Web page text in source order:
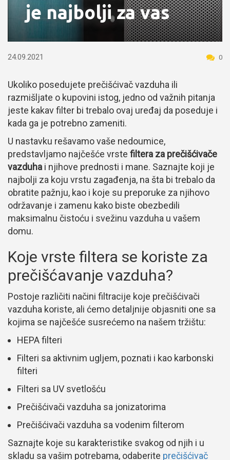
je najbolji za vas
24.09.2021 0
Ukoliko posedujete prečišćivač vazduha ili
razmišljate o kupovini istog, jedno od važnih pitanja
jeste kakav filter bi trebalo ovaj uređaj da poseduje i
kada ga je potrebno zameniti.
U nastavku rešavamo vaše nedoumice,
predstavljamo najčešće vrste filtera za prečišćivače
vazduha i njihove prednosti i mane. Saznajte koji je
najbolji za koju vrstu zagađenja, na šta bi trebalo da
obratite pažnju, kao i koje su preporuke za njihovo
održavanje i zamenu kako biste obezbedili
maksimalnu čistoću i svežinu vazduha u vašem
domu.
Koje vrste filtera se koriste za
prečišćavanje vazduha?
Postoje različiti načini filtracije koje prečišćivači
vazduha koriste, ali ćemo detaljnije objasniti one sa
kojima se najčešće susrećemo na našem tržištu:
HEPA filteri
Filteri sa aktivnim ugljem, poznati i kao karbonski
filteri
Filteri sa UV svetlošću
Prečišćivači vazduha sa jonizatorima
Prečišćivači vazduha sa vodenim filterom
Saznajte koje su karakteristike svakog od njih i u
skladu sa vašim potrebama, odaberite prečišćivač